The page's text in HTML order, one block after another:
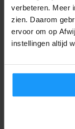
verbeteren. Meer
zien. Daarom
ervoor om op
instellingen altijd
De Philips Hue
Meer Hetzelfde